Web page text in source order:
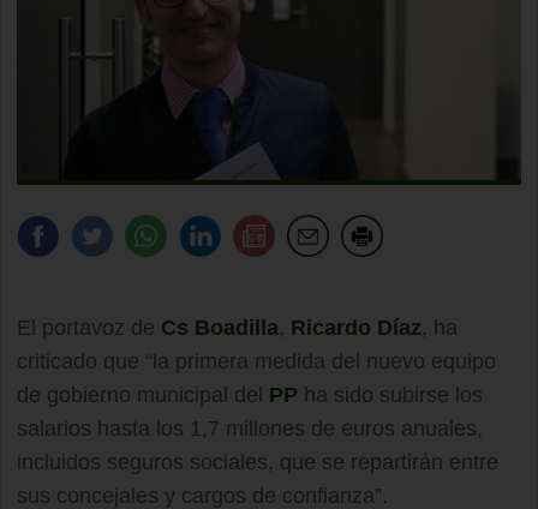
El portavoz de Cs Boadilla, Ricardo Díaz, ha
criticado que “la primera medida del nuevo equipo
de gobierno municipal del PP ha sido subirse los
salarios hasta los 1,7 millones de euros anuales,
incluidos seguros sociales, que se repartirán entre
sus concejales y cargos de confianza”.